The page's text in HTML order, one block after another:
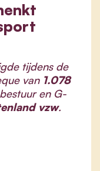
tijdens de
van1.078
en G-
vzw.